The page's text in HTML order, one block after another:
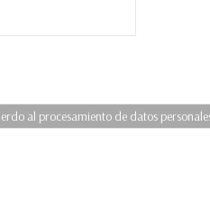
al procesamiento de datos